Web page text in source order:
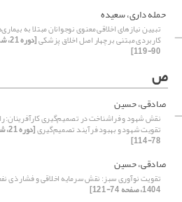
حمله داری، سعیده
تبیین نیازهای اخلاقی معنوی نوجوانان مبتلا به
کاربردی مبتنی بر چهار اصل اخلاق پزشکی
90-119]
ص
صادقی، حسین
نقش شهود و فراشناخت در تصمیم‌گیری کارآفرینان:
تقویت شهود و بهبود فرآیند تصمیم‌گیری
78-114]
صادقی، حسین
تقویت نوآوری سبز: نقش سرمایه اخلاقی و فشار ذی
1404، صفحه 74-121]